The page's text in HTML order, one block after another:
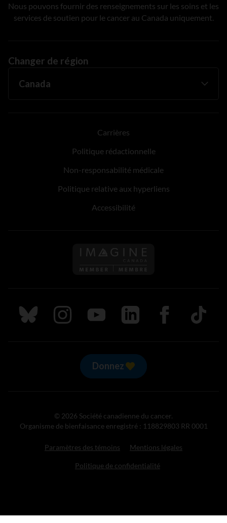
Nous pouvons fournir des renseignements sur les soins et les
services de soutien pour le cancer au Canada uniquement.
Changer de région
Carrières
Politique rédactionnelle
Non-responsabilité médicale
Politique relative aux hyperliens
Accessibilité
Suivez nous sur Bluesky
Suivez nous sur Instagram
Suivez nous sur Youtube
Suivez nous sur LinkedIn
Suivez nous sur
TikTok
Donnez
© 2026 Société canadienne du cancer.
Organisme de bienfaisance enregistré : 118829803 RR 0001
Paramètres des témoins Mentions légales
Politique de confidentialité